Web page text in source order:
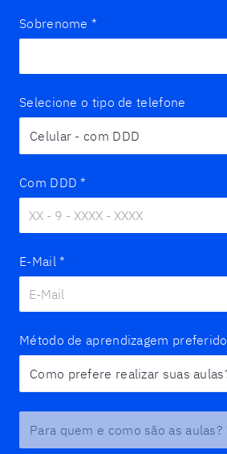
Sobrenome *
Selecione o tipo de telefone
Com DDD *
E-Mail *
Método de aprendizagem preferido